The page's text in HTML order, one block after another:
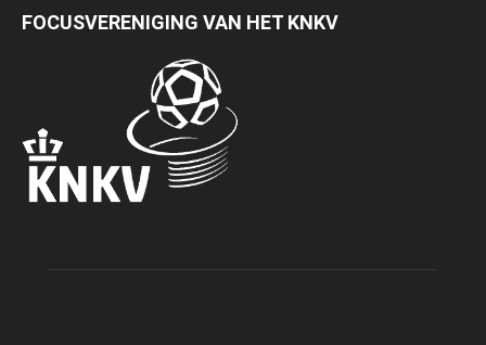
FOCUSVERENIGING VAN HET KNKV